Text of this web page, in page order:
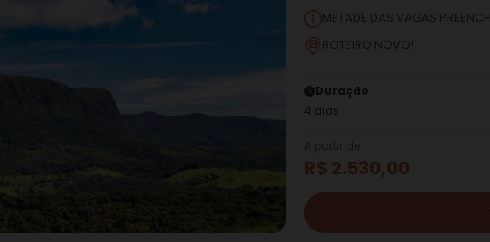
METADE DAS VAGAS
ROTEIRO NOVO!
Duração
4 dias
R$ 2.530,00